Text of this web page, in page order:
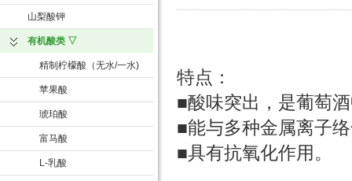
山梨酸钾
有机酸类 ▽
精制柠檬酸（无水/一水)
苹果酸
琥珀酸
富马酸
L-乳酸
特点：
■酸味突出，是葡萄
■能与多种金属离子
■具有抗氧化作用。